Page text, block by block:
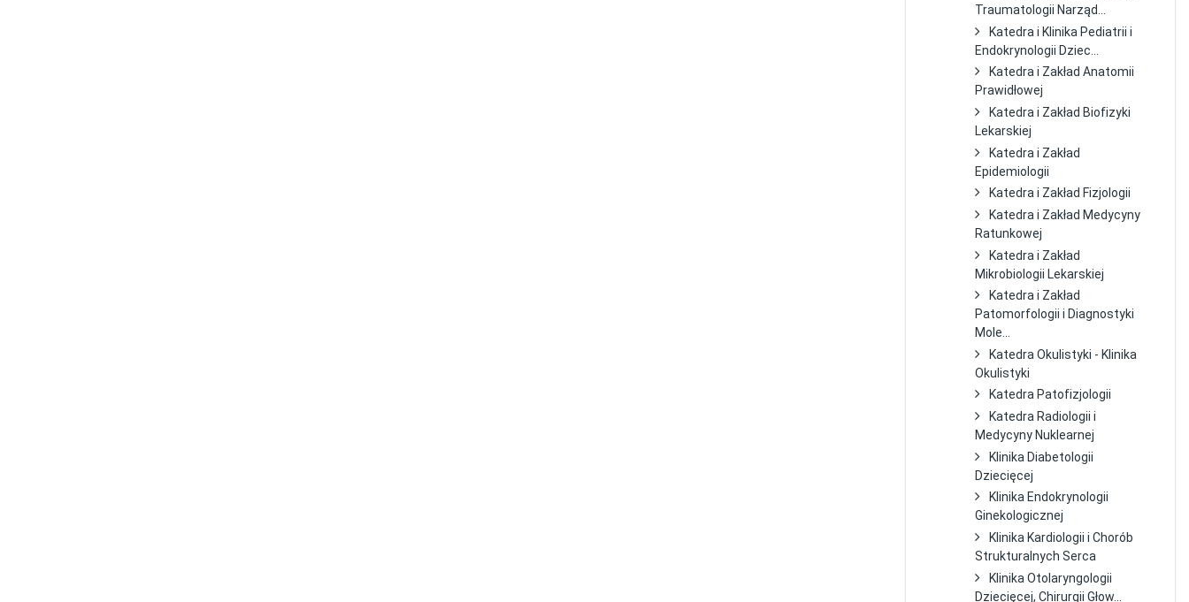
Traumatologii Narząd...
Katedra i Klinika Pediatrii i
Endokrynologii Dziec...
Katedra i Zakład Anatomii
Prawidłowej
Katedra i Zakład Biofizyki
Lekarskiej
Katedra i Zakład
Epidemiologii
Katedra i Zakład Fizjologii
Katedra i Zakład Medycyny
Ratunkowej
Katedra i Zakład
Mikrobiologii Lekarskiej
Katedra i Zakład
Patomorfologii i Diagnostyki
Mole...
Katedra Okulistyki - Klinika
Okulistyki
Katedra Patofizjologii
Katedra Radiologii i
Medycyny Nuklearnej
Klinika Diabetologii
Dziecięcej
Klinika Endokrynologii
Ginekologicznej
Klinika Kardiologii i Chorób
Strukturalnych Serca
Klinika Otolaryngologii
Dziecięcej, Chirurgii Głow...